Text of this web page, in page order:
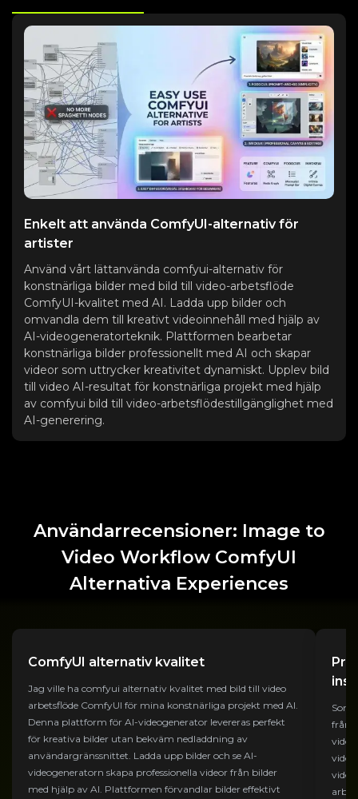
Enkelt att använda ComfyUI-alternativ för
artister
Använd vårt lättanvända comfyui-alternativ för
konstnärliga bilder med bild till video-arbetsflöde
ComfyUI-kvalitet med AI. Ladda upp bilder och
omvandla dem till kreativt videoinnehåll med hjälp av
AI-videogeneratorteknik. Plattformen bearbetar
konstnärliga bilder professionellt med AI och skapar
videor som uttrycker kreativitet dynamiskt. Upplev bild
till video AI-resultat för konstnärliga projekt med hjälp
av comfyui bild till video-arbetsflödestillgänglighet med
AI-generering.
Användarrecensioner: Image to
Video Workflow ComfyUI
Alternativa Experiences
ComfyUI alternativ kvalitet
Jag ville ha comfyui alternativ kvalitet med bild till video
arbetsflöde ComfyUI för mina konstnärliga projekt med AI.
Denna plattform för AI-videogenerator levereras perfekt
för kreativa bilder utan bekväm nedladdning av
användargränssnittet. Ladda upp bilder och se AI-
videogeneratorn skapa professionella videor från bilder
med hjälp av AI. Plattformen förvandlar bilder effektivt
Som
från